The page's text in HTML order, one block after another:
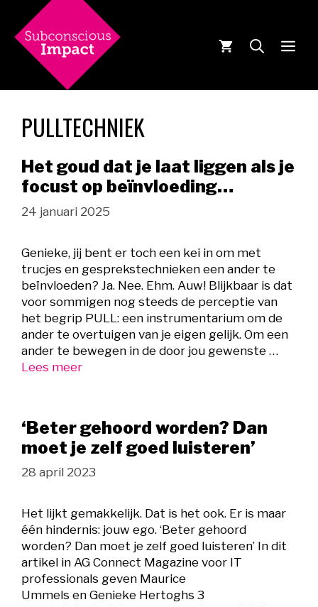
naar
inhoud
PULLTECHNIEK
Het goud dat je laat liggen als je
focust op beïnvloeding…
24 januari 2025
Genieke, jij bent er toch een kei in om met
trucjes en gesprekstechnieken een ander te
beïnvloeden? Ja. Nee. Ehm. Auw! Blijkbaar is dat
voor sommigen nog steeds de perceptie van
het begrip PULL: een instrumentarium om de
ander te overtuigen van je eigen gelijk. Om een
ander te bewegen in de door jou gewenste …
Lees meer
‘Beter gehoord worden? Dan
moet je zelf goed luisteren’
28 april 2023
Het lijkt gemakkelijk. Dat is het ook. Er is maar
één hindernis: jouw ego. ‘Beter gehoord
worden? Dan moet je zelf goed luisteren’ In dit
artikel in AG Connect Magazine voor IT
professionals geven Maurice
Ummels en Genieke Hertoghs 3